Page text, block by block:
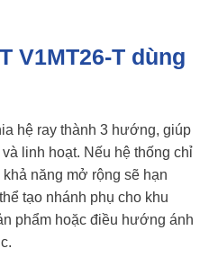
V1MT26-T dùng
hệ ray thành 3 hướng, giúp
linh hoạt. Nếu hệ thống chỉ
năng mở rộng sẽ hạn
tạo nhánh phụ cho khu
phẩm hoặc điều hướng ánh